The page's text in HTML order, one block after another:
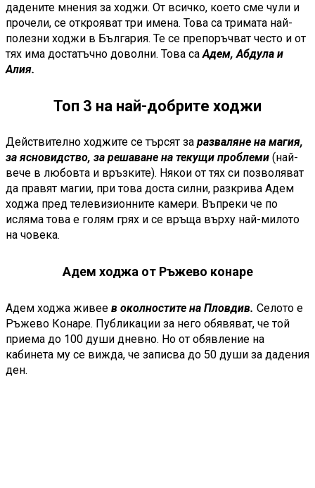
дадените мнения за ходжи. От всичко, което сме чули и
прочели, се открояват три имена. Това са тримата най-
полезни ходжи в България. Те се препоръчват често и от
тях има достатъчно доволни. Това саАдем, Абдула и
Алия.
Топ 3 на най-добрите ходжи
Действително ходжите се търсят за разваляне на магия,
за ясновидство, за решаване на текущи проблеми (най-
вече в любовта и връзките). Някои от тях си позволяват
да правят магии, при това доста силни, разкрива Адем
ходжа пред телевизионните камери. Въпреки че по
исляма това е голям грях и се връща върху най-милото
на човека.
Адем ходжа от Ръжево конаре
Адем ходжа живее в околностите на Пловдив. Селото е
Ръжево Конаре. Публикации за него обявяват, че той
приема до 100 души дневно. Но от обявление на
кабинета му се вижда, че записва до 50 души за дадения
ден.